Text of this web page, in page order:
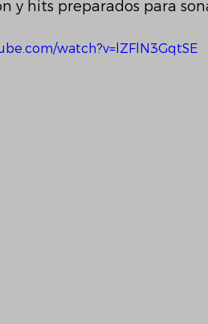
y hits preparados para
watch?v=lZFlN3GqtSE